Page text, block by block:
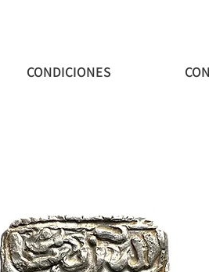
CONDICIONES